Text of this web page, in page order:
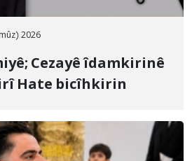
2026
Cezayê îdamkirinê
Hate bicîhkirin